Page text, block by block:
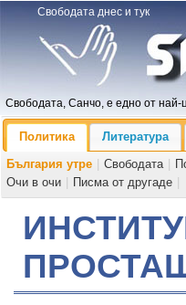
Свободата днес и тук
Свободата, Санчо, е едно от най-
Политика Литература
България утре
Свободата
Очи в очи
Писма от другаде